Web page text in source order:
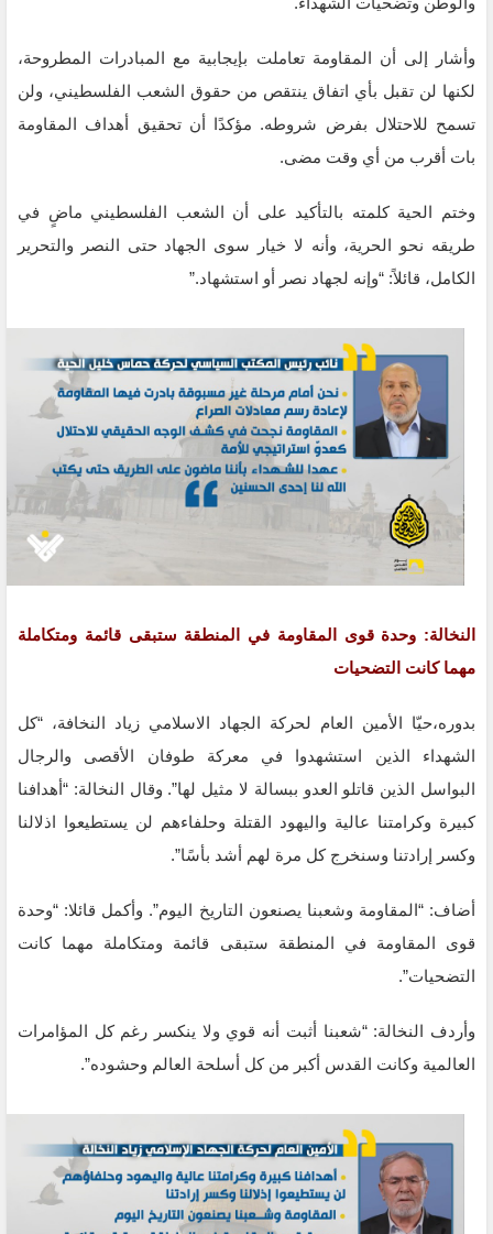
وأشار إلى أن المقاومة تعاملت بإيجابية مع المبادرات المطروحة،
لكنها لن تقبل بأي اتفاق ينتقص من حقوق الشعب الفلسطيني، ولن
تسمح للاحتلال بفرض شروطه. مؤكدًا أن تحقيق أهداف المقاومة
بات أقرب من أي وقت مضى.
وختم الحية كلمته بالتأكيد على أن الشعب الفلسطيني ماضٍ في
طريقه نحو الحرية، وأنه لا خيار سوى الجهاد حتى النصر والتحرير
الكامل، قائلاً: “وإنه لجهاد نصر أو استشهاد.”
النخالة: وحدة قوى المقاومة في المنطقة ستبقى قائمة ومتكاملة
مهما كانت التضحيات
بدوره،حيّا الأمين العام لحركة الجهاد الاسلامي زياد النخافة، “كل
الشهداء الذين استشهدوا في معركة طوفان الأقصى والرجال
البواسل الذين قاتلو العدو ببسالة لا مثيل لها”. وقال النخالة: “أهدافنا
كبيرة وكرامتنا عالية واليهود القتلة وحلفاءهم لن يستطيعوا اذلالنا
وكسر إرادتنا وسنخرج كل مرة لهم أشد بأسًا”.
أضاف: “المقاومة وشعبنا يصنعون التاريخ اليوم”. وأكمل قائلا: “وحدة
قوى المقاومة في المنطقة ستبقى قائمة ومتكاملة مهما كانت
التضحيات”.
وأردف النخالة: “شعبنا أثبت أنه قوي ولا ينكسر رغم كل المؤامرات
العالمية وكانت القدس أكبر من كل أسلحة العالم وحشوده”.